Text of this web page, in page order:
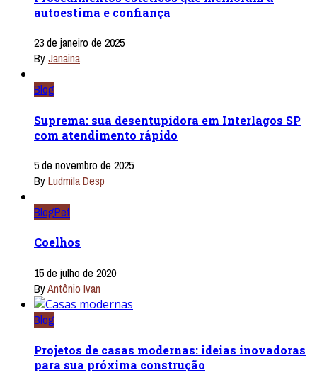
autoestima e confiança
23 de janeiro de 2025
ByJanaina
Blog
Suprema: sua desentupidora em Interlagos SP
com atendimento rápido
5 de novembro de 2025
ByLudmila Desp
BlogPet
Coelhos
15 de julho de 2020
ByAntônio Ivan
Blog
Projetos de casas modernas: ideias inovadoras
para sua próxima construção